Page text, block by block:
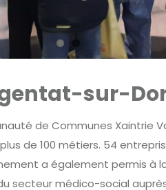
sur-
de Communes Xaintrie
de 100 métiers. 54
a également permis à
secteur médico-social